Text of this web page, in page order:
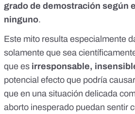
grado de demostración según
ninguno.
Este mito resulta especialmente
solamente que sea
que es irresponsable,
potencial efecto que podría
que en una situación delicada
aborto inesperado puedan sentir